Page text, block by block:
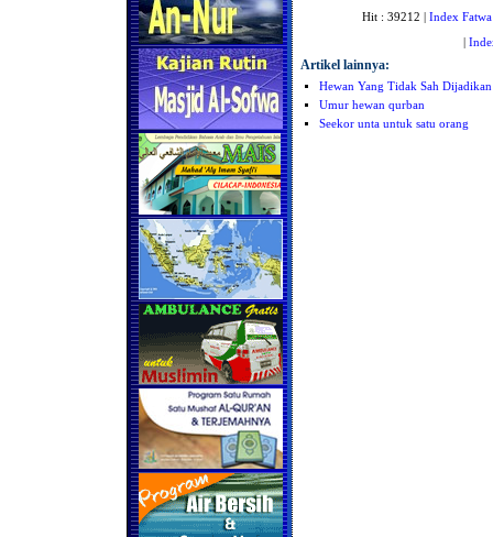
Hit : 39212 | Index Fatwa
|
Artikel lainnya:
Hewan Yang Tidak Sah
Umur hewan qurban
Seekor unta untuk satu orang